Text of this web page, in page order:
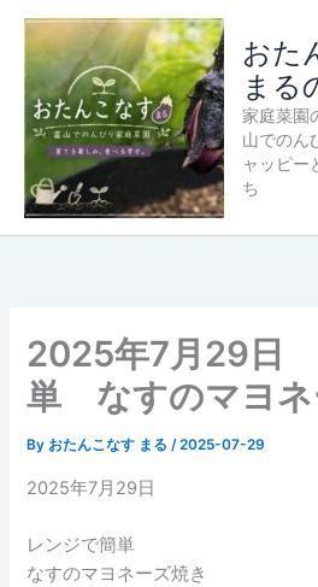
おた
まる
家庭菜園
山でのん
ャッピー
ち
2025年7月29日
単 なすのマヨネ
By おたんこなす まる/2025-07-29
2025年7月29日
レンジで簡単
なすのマヨネーズ焼き